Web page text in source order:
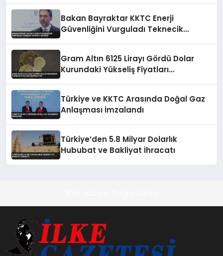
Bakan Bayraktar KKTC Enerji
Güvenliğini Vurguladı Teknecik
Gram Altın 6125 Lirayı Gördü Dolar
Kurundaki Yükseliş Fiyatları
Türkiye ve KKTC Arasında Doğal Gaz
Anlaşması İmzalandı
Türkiye’den 5.8 Milyar Dolarlık
Hububat ve Bakliyat İhracatı